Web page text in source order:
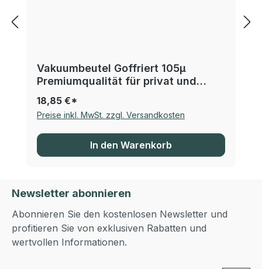
Vakuumbeutel Goffriert 105µ
Premiumqualität für privat und
18,85 €*
Preise inkl. MwSt. zzgl. Versandkosten
In den Warenkorb
Newsletter abonnieren
Abonnieren Sie den kostenlosen Newsletter und
profitieren Sie von exklusiven Rabatten und
wertvollen Informationen.